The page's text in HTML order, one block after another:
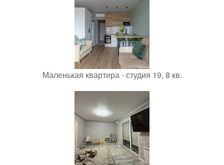
Маленькая квартира - студия 19, 8 кв.